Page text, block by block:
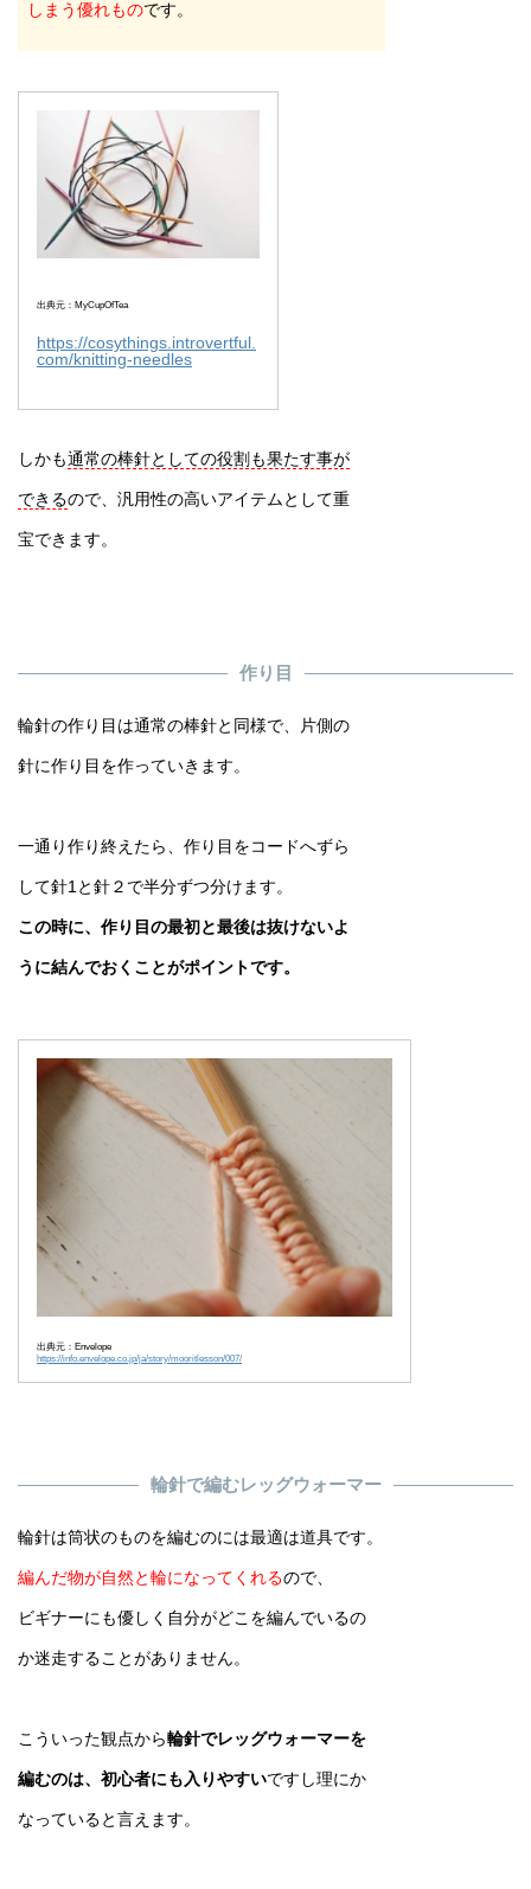
しまう優れものです。
出典元：MyCupOfTea
https://cosythings.introvertful.
com/knitting-needles
しかも通常の棒針としての役割も果たす事が
できるので、汎用性の高いアイテムとして重
宝できます。
作り目
輪針の作り目は通常の棒針と同様で、片側の
針に作り目を作っていきます。
一通り作り終えたら、作り目をコードへずら
して針1と針２で半分ずつ分けます。
この時に、作り目の最初と最後は抜けないよ
うに結んでおくことがポイントです。
出典元：Envelope
https://info.envelope.co.jp/ja/story/mooritlesson/007/
輪針で編むレッグウォーマー
輪針は筒状のものを編むのには最適は道具です。
編んだ物が自然と輪になってくれるので、
ビギナーにも優しく自分がどこを編んでいるの
か迷走することがありません。
こういった観点から輪針でレッグウォーマーを
編むのは、初心者にも入りやすいですし理にか
なっていると言えます。